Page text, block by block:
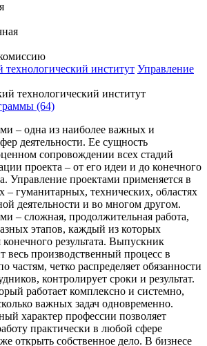
институт Управление
(64)
– одна из наиболее важных и
деятельности. Ее сущность
сопровождении всех стадий
проекта – от его идеи и до конечного
Управление проектами применяется в
– гуманитарных, технических, областях
деятельности и во многом другом.
– сложная, продолжительная работа,
этапов, каждый из которых
результата. Выпускник
весь производственный процесс в
частям, четко распределяет обязанности
контролирует сроки и результат.
работает комплексно и системно,
важных задач одновременно.
характер профессии позволяет
практически в любой сфере
открыть собственное дело. В бизнесе